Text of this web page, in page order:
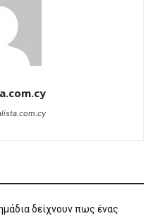
δείχνουν πως ένας